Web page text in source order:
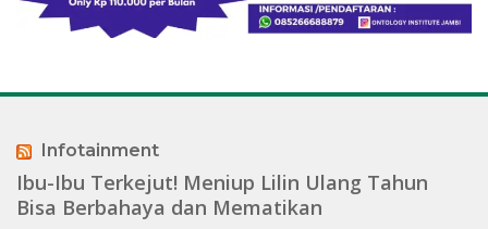
Infotainment
Ibu-Ibu Terkejut! Meniup Lilin Ulang Tahun
Bisa Berbahaya dan Mematikan